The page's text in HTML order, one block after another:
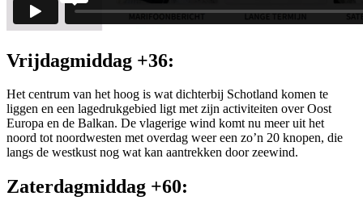
Vrijdagmiddag +36:
Het centrum van het hoog is wat dichterbij Schotland komen te
liggen en een lagedrukgebied ligt met zijn activiteiten over Oost
Europa en de Balkan. De vlagerige wind komt nu meer uit het
noord tot noordwesten met overdag weer een zo’n 20 knopen, die
langs de westkust nog wat kan aantrekken door zeewind.
Zaterdagmiddag +60: